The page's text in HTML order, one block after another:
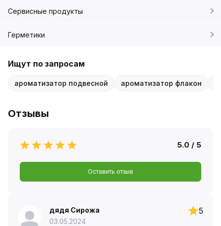
Сервисные продукты
Герметики
Ищут по запросам
ароматизатор подвесной ароматизатор флакон
Отзывы
5.0 / 5
Оставить отзыв
дядя Сирожа
03.05.2024
5